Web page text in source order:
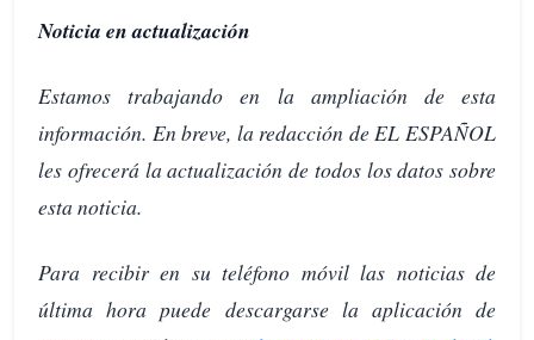
Noticia en actualización
Estamos trabajando en la ampliación de esta
información. En breve, la redacción de EL ESPAÑOL
les ofrecerá la actualización de todos los datos sobre
esta noticia.
Para recibir en su teléfono móvil las noticias de
última hora puede descargarse la aplicación de